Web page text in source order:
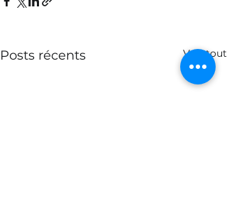
Posts récents Voir tout